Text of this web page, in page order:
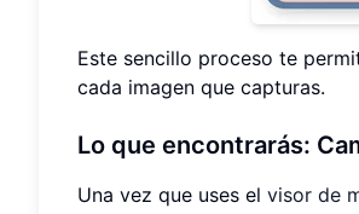
Este sencillo proceso te
cada imagen que capturas.
Lo que encontrarás:
Una vez que uses el visor de